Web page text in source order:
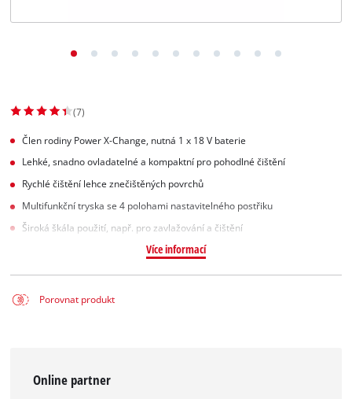
(7)
Člen rodiny Power X-Change, nutná 1 x 18 V baterie
Lehké, snadno ovladatelné a kompaktní pro pohodlné čištění
Rychlé čištění lehce znečištěných povrchů
Multifunkční tryska se 4 polohami nastavitelného postřiku
Široká škála použití, např. pro zavlažování a čištění
Více informací
Porovnat produkt
Online partner